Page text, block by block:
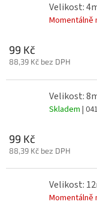
Velikost:
Momentálně
99 Kč
88,39 Kč bez DPH
Velikost:
Skladem |
99 Kč
88,39 Kč bez DPH
Velikost:
Momentálně